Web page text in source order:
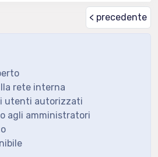
< precedente
rete interna
utenti autorizzati
agli amministratori